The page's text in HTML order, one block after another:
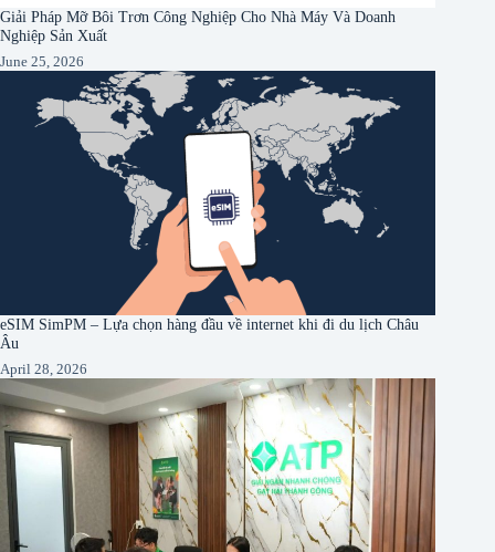
Giải Pháp Mỡ Bôi Trơn Công Nghiệp Cho Nhà Máy Và Doanh
Nghiệp Sản Xuất
June 25, 2026
eSIM SimPM – Lựa chọn hàng đầu về internet khi đi du lịch Châu
Âu
April 28, 2026